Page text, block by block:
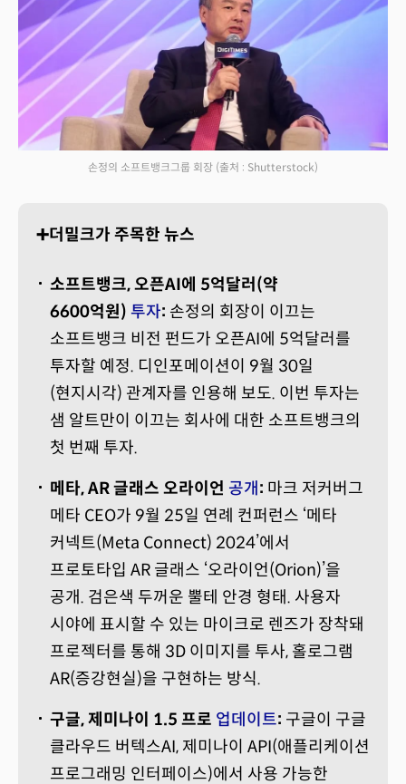
손정의 소프트뱅크그룹 회장 (출처 : Shutterstock)
➕더밀크가 주목한 뉴스
소프트뱅크, 오픈AI에 5억달러(약
6600억원) 투자: 손정의 회장이 이끄는
소프트뱅크 비전 펀드가 오픈AI에 5억달러를
투자할 예정. 디인포메이션이 9월 30일
(현지시각) 관계자를 인용해 보도. 이번 투자는
샘 알트만이 이끄는 회사에 대한 소프트뱅크의
첫 번째 투자.
메타, AR 글래스 오라이언 공개 : 마크 저커버그
메타 CEO가 9월 25일 연례 컨퍼런스 ‘메타
커넥트(Meta Connect) 2024’에서
프로토타입 AR 글래스 ‘오라이언(Orion)’을
공개. 검은색 두꺼운 뿔테 안경 형태. 사용자
시야에 표시할 수 있는 마이크로 렌즈가 장착돼
프로젝터를 통해 3D 이미지를 투사, 홀로그램
AR(증강현실)을 구현하는 방식.
구글, 제미나이 1.5 프로 업데이트: 구글이 구글
클라우드 버텍스AI, 제미나이 API(애플리케이션
프로그래밍 인터페이스)에서 사용 가능한